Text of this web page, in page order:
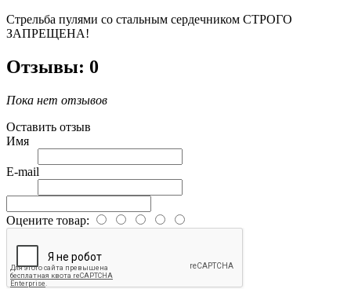
Стрельба пулями со стальным сердечником СТРОГО
ЗАПРЕЩЕНА!
Отзывы: 0
Пока нет отзывов
Оставить отзыв
Имя
E-mail
Оцените товар: